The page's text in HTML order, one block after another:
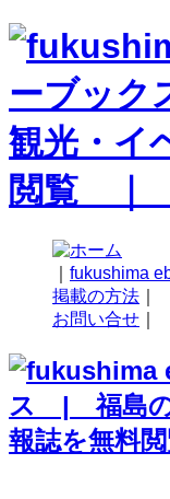
fukushima
掲載の方法
お問い合せ